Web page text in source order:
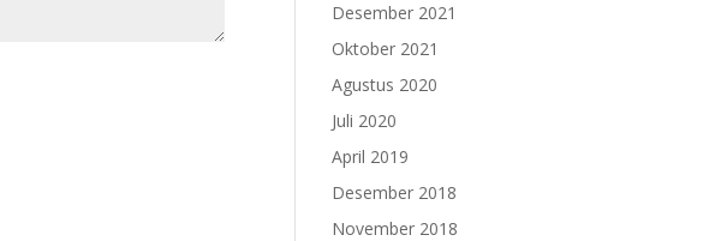
Desember 2021
Oktober 2021
Agustus 2020
Juli 2020
April 2019
Desember 2018
November 2018